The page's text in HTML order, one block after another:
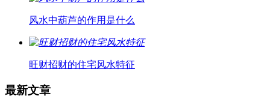
风水中葫芦的作用是什么
旺财招财的住宅风水特征
最新文章